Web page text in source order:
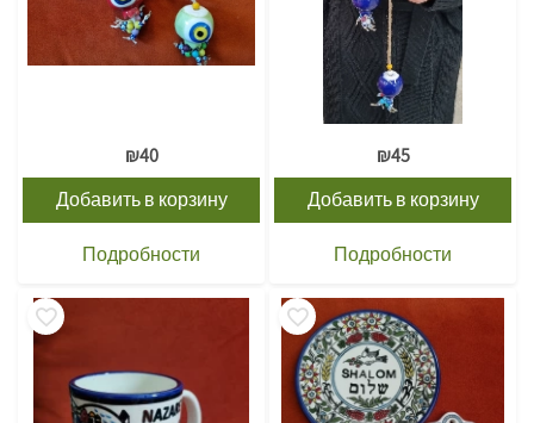
₪40
Добавить в корзину
Подробности
₪45
Добавить в корзину
Подробности